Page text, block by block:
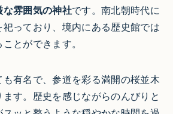
な雰囲気の神社です。南北朝時代に
っており、境内にある歴史館では
とができます。
有名で、参道を彩る満開の桜並木
す。歴史を感じながらのんびりと